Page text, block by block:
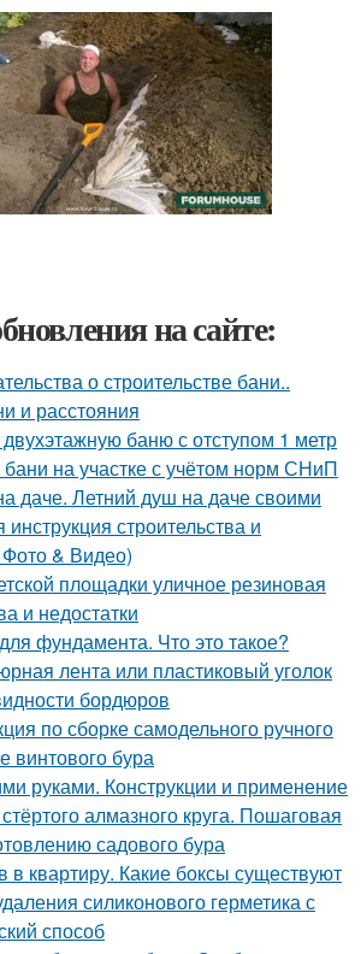
на сайте:
о строительстве бани..
и расстояния
баню с отступом 1 метр
на участке с учётом норм СНиП
даче. Летний душ на даче своими
строительства и
Фото & Видео)
площадки уличное резиновая
и недостатки
фундамента. Что это такое?
лента или пластиковый уголок
бордюров
по сборке самодельного ручного
винтового бура
руками. Конструкции и применение
алмазного круга. Пошаговая
садового бура
в квартиру. Какие боксы существуют
силиконового герметика с
способ